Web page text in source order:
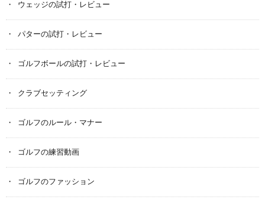
ウェッジの試打・レビュー
パターの試打・レビュー
ゴルフボールの試打・レビュー
クラブセッティング
ゴルフのルール・マナー
ゴルフの練習動画
ゴルフのファッション